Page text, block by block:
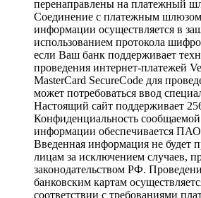
перенаправлены на
Соединение с платежным шлюзом
информации осуществляется в
использованием протокола
если Ваш банк поддерживает
проведения интернет-платежей
MasterCard SecureCode для
может потребоваться ввод
Настоящий сайт поддерживает
Конфиденциальность
информации обеспечивается
Введенная информация не будет
лицам за исключением случаев,
законодательством РФ.
банковским картам
соответствии с требованиями